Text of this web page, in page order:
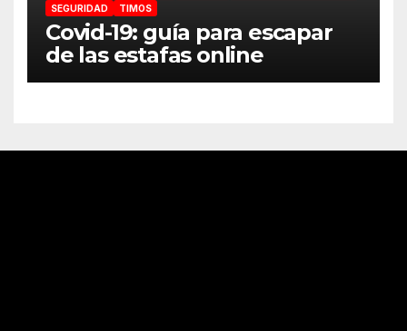
SEGURIDAD
TIMOS
Covid-19: guía para escapar
de las estafas online